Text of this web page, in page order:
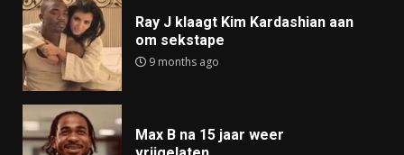
Ray J klaagt Kim Kardashian aan
om sekstape
9 months ago
Max B na 15 jaar weer